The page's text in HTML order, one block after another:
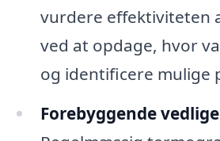
vurdere effektiviteten
ved at opdage, hvor
og identificere mulige
Forebyggende